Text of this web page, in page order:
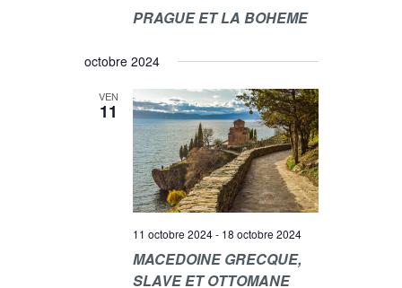
I
N
D
E
V
U
E
S
É
N
PRAGUE ET LA BOHEME
octobre 2024
VEN
11
11 octobre 2024- 18 octobre 2024
MACEDOINE GRECQUE,
SLAVE ET OTTOMANE